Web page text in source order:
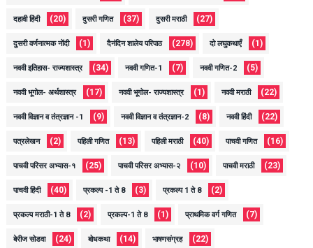
दहावी हिंदी (20) दुसरी गणित (37) दुसरी मराठी (27)
दुसरी वर्णनात्मक नोंदी (1) दैनंदिन शालेय परिपाठ (278) दो लघुकथाएँ (1)
नववी इतिहास- राज्यशास्त्र (34) नववी गणित-1 (7) नववी गणित-2 (5)
नववी भूगोल- अर्थशास्त्र (17) नववी भूगोल- राज्यशास्त्र (1) नववी मराठी (22)
नववी विज्ञान व तंत्रज्ञान -1 (9) नववी विज्ञान व तंत्रज्ञान-2 (8) नववी हिंदी (22)
पत्रलेखन (2) पहिली गणित (13) पहिली मराठी (40) पाचवी गणित (16)
पाचवी परिसर अभ्यास-१ (25) पाचवी परिसर अभ्यास-२ (10) पाचवी मराठी (23)
पाचवी हिंदी (40) प्रकल्प -1 ते 8 (3) प्रकल्प 1 ते 8 (2)
प्रकल्प मराठी-1 ते 8 (2) प्रकल्प-1 ते 8 (1) प्राथमिक वर्ग गणित (7)
बेरीज सोडवा (24) बोधकथा (14) भाषणसंग्रह (22)